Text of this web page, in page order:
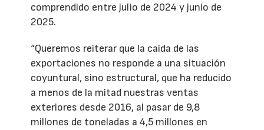
comprendido entre julio de 2024 y junio de
2025.
“Queremos reiterar que la caída de las
exportaciones no responde a una situación
coyuntural, sino estructural, que ha reducido
a menos de la mitad nuestras ventas
exteriores desde 2016, al pasar de 9,8
millones de toneladas a 4,5 millones en